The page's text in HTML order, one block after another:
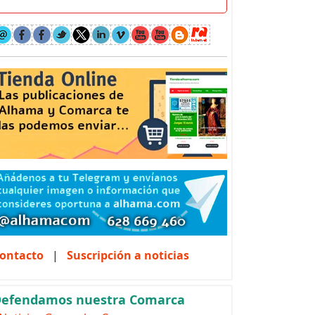
| Suscripción a noticias
nuestra Comarca